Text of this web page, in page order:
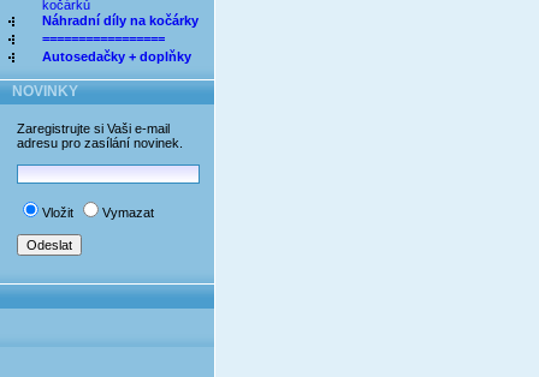
kočárků
Náhradní díly na kočárky
=================
Autosedačky + doplňky
NOVINKY
Zaregistrujte si Vaši e-mail
adresu pro zasílání novinek.
Vložit Vymazat